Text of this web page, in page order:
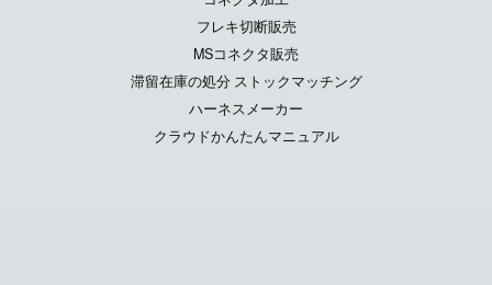
フレキ切断販売
MSコネクタ販売
滞留在庫の処分 ストックマッチング
ハーネスメーカー
クラウドかんたんマニュアル